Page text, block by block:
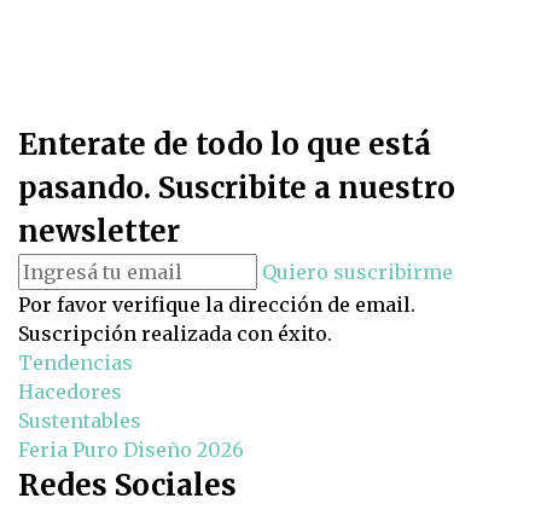
Enterate de todo lo que está
pasando. Suscribite a nuestro
newsletter
Quiero suscribirme
Por favor verifique la dirección de email.
Suscripción realizada con éxito.
Tendencias
Hacedores
Sustentables
Feria Puro Diseño 2026
Redes Sociales